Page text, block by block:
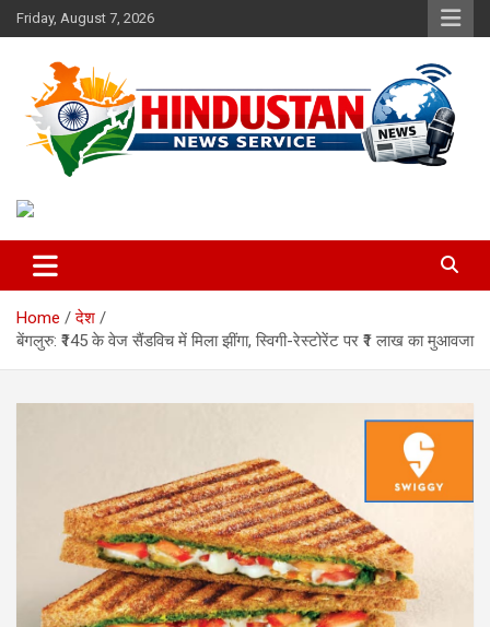
Skip
to
Friday, August 7, 2026
Hindustan News Service
Home
देश
बेंगलुरु: ₹145 के वेज सैंडविच में मिला झींगा, स्विगी-रेस्टोरेंट पर ₹1 लाख का मुआवजा